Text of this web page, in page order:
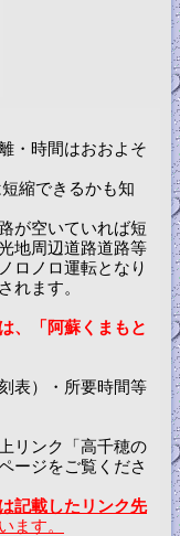
・時間はおおよそ
縮できるかも知
が空いていれば短
地周辺道路道路等
ロノロ運転となり
れます。
、「阿蘇くまもと
表）・所要時間等
リンク「高千穂の
ージをご覧くださ
記載したリンク先
ます。